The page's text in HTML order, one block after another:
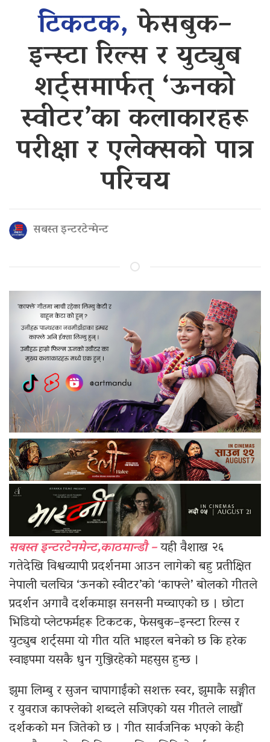
टिकटक,फेसबुक–
इन्स्टा रिल्स र युट्युब
शर्ट्समार्फत् ‘ऊनको
स्वीटर’का कलाकारहरू
परीक्षा र एलेक्सको पात्र
परिचय
सबस्त इन्टरटेन्मेन्ट
सबस्त इन्टरटेनमेन्ट,काठमान्डौ –यही वैशाख २६
गतेदेखि विश्वव्यापी प्रदर्शनमा आउन लागेको बहु प्रतीक्षित
नेपाली चलचित्र ‘ऊनको स्वीटर’को ‘काफ्ले’ बोलको गीतले
प्रदर्शन अगावै दर्शकमाझ सनसनी मच्चाएको छ । छोटा
भिडियो प्लेटफर्महरू टिकटक, फेसबुक–इन्स्टा रिल्स र
युट्युब शर्ट्समा यो गीत यति भाइरल बनेको छ कि हरेक
स्वाइपमा यसकै धुन गुञ्जिरहेको महसुस हुन्छ ।
झुमा लिम्बु र सुजन चापागाईंको सशक्त स्वर, झुमाकै सङ्गीत
र युवराज काफ्लेको शब्दले सजिएको यस गीतले लाखौं
दर्शकको मन जितेको छ । गीत सार्वजनिक भएको केही